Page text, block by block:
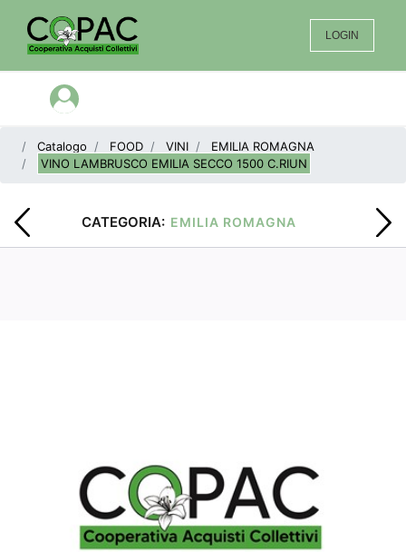
LOGIN
Open menu
Catalogo FOOD VINI
EMILIA ROMAGNA
VINO LAMBRUSCO EMILIA SECCO 1500 C.RIUN
CATEGORIA: EMILIA ROMAGNA